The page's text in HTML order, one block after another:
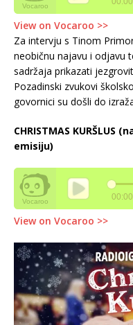
View on Vocaroo >>
Za intervju s Tinom
neobičnu najavu i odjavu
sadržaja prikazati
Pozadinski zvukovi
govornici su došli do
CHRISTMAS
emisiju)
View on Vocaroo >>